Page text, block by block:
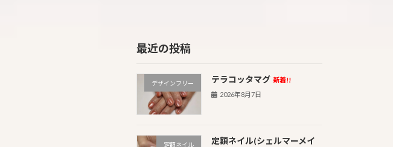
最近の投稿
デザインフリー テラコッタマグ 新着!!
2026年8月7日
定額ネイル
定額ネイル(シェルマーメイ